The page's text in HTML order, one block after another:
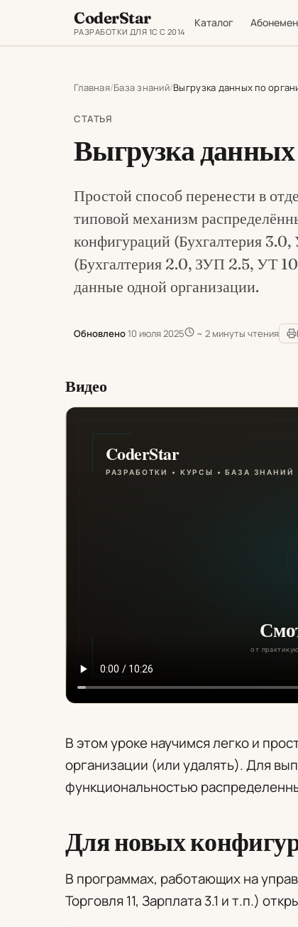
CoderStar
РАЗРАБОТКИ ДЛЯ 1С С 2014
Каталог
Главная База знаний Выгрузка данных по
СТАТЬЯ
Выгрузка
Простой способ перенести в
типовой механизм
конфигураций (Бухгалтерия
(Бухгалтерия 2.0, ЗУП 2.5, УТ
данные одной организации.
Обновлено 10 июля 2025 ~ 2 минуты чтения
Видео
В этом уроке научимся легко и
организации (или удалять). Для
функциональностью
Для новых
В программах, работающих на
Торговля 11, Зарплата 3.1 и т.п.)